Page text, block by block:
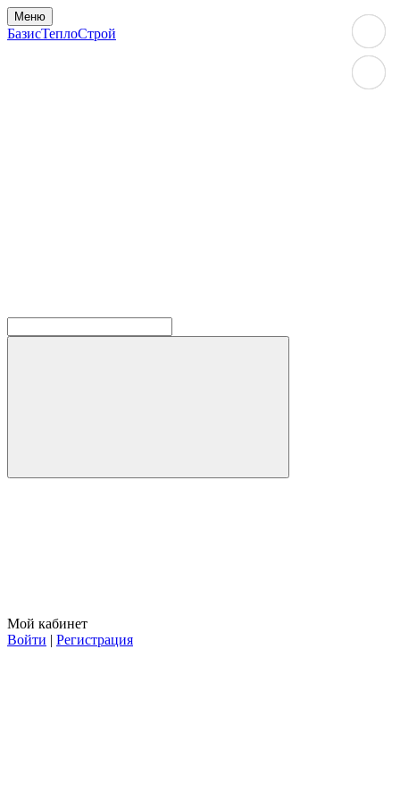
Меню
БазисТеплоСтрой
Мой кабинет
Войти | Регистрация